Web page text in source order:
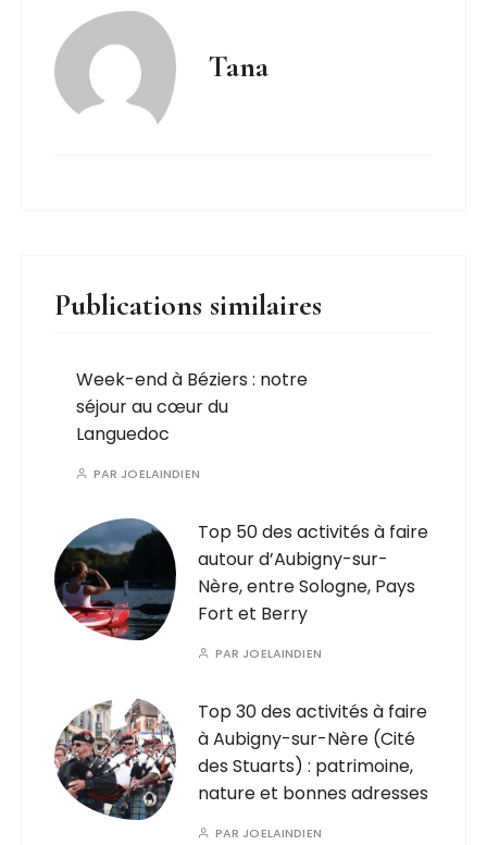
Tana
Publications similaires
Week-end à Béziers : notre
séjour au cœur du
Languedoc
PAR JOELAINDIEN
Top 50 des activités à faire
autour d’Aubigny-sur-
Nère, entre Sologne, Pays
Fort et Berry
PAR JOELAINDIEN
Top 30 des activités à faire
à Aubigny-sur-Nère (Cité
des Stuarts) : patrimoine,
nature et bonnes adresses
PAR JOELAINDIEN